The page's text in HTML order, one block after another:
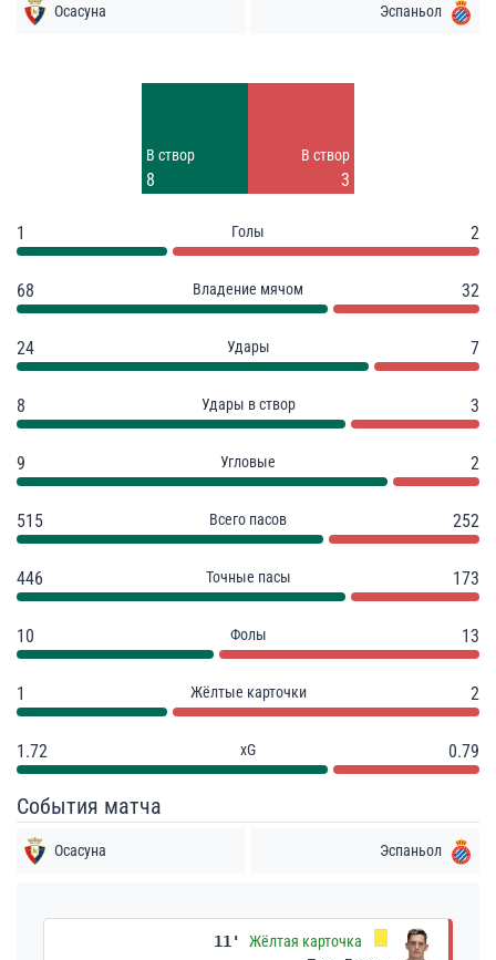
Осасуна Эспаньол
В створ
8
В створ
3
1 Голы 2
68 Владение мячом 32
24 Удары 7
8 Удары в створ 3
9 Угловые 2
515 Всего пасов 252
446 Точные пасы 173
10 Фолы 13
1 Жёлтые карточки 2
1.72 xG 0.79
События матча
Осасуна Эспаньол
11'
Жёлтая карточка